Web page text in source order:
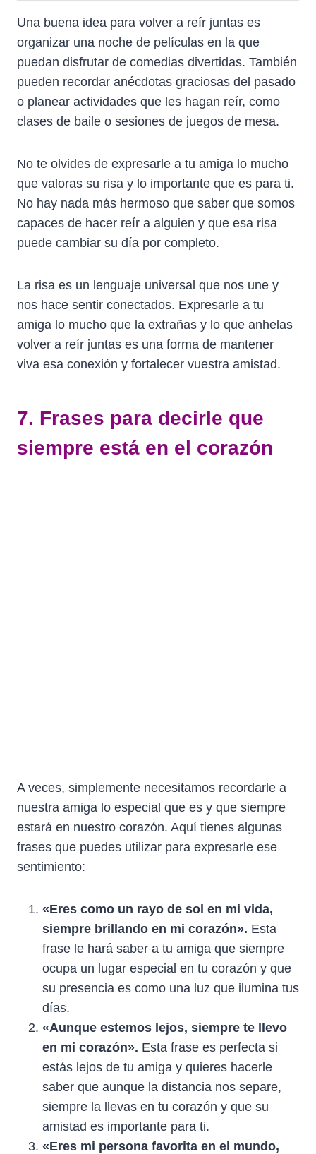
Una buena idea para volver a reír juntas es
organizar una noche de películas en la que
puedan disfrutar de comedias divertidas. También
pueden recordar anécdotas graciosas del pasado
o planear actividades que les hagan reír, como
clases de baile o sesiones de juegos de mesa.
No te olvides de expresarle a tu amiga lo mucho
que valoras su risa y lo importante que es para ti.
No hay nada más hermoso que saber que somos
capaces de hacer reír a alguien y que esa risa
puede cambiar su día por completo.
La risa es un lenguaje universal que nos une y
nos hace sentir conectados. Expresarle a tu
amiga lo mucho que la extrañas y lo que anhelas
volver a reír juntas es una forma de mantener
viva esa conexión y fortalecer vuestra amistad.
7. Frases para decirle que
siempre está en el corazón
A veces, simplemente necesitamos recordarle a
nuestra amiga lo especial que es y que siempre
estará en nuestro corazón. Aquí tienes algunas
frases que puedes utilizar para expresarle ese
sentimiento:
«Eres como un rayo de sol en mi vida,
siempre brillando en mi corazón». Esta
frase le hará saber a tu amiga que siempre
ocupa un lugar especial en tu corazón y que
su presencia es como una luz que ilumina tus
días.
«Aunque estemos lejos, siempre te llevo
en mi corazón». Esta frase es perfecta si
estás lejos de tu amiga y quieres hacerle
saber que aunque la distancia nos separe,
siempre la llevas en tu corazón y que su
amistad es importante para ti.
«Eres mi persona favorita en el mundo,